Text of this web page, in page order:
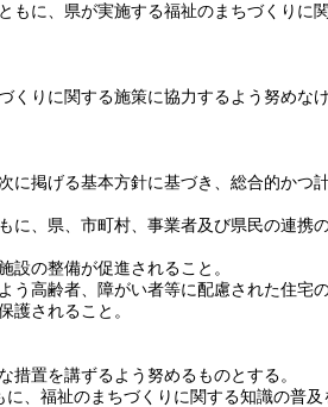
に、県が実施する福祉のまちづくりに
りに関する施策に協力するよう努めなけ
掲げる基本方針に基づき、総合的かつ
、県、市町村、事業者及び県民の連携
の整備が促進されること。
高齢者、障がい者等に配慮された住宅
護されること。
置を講ずるよう努めるものとする。
、福祉のまちづくりに関する知識の普及